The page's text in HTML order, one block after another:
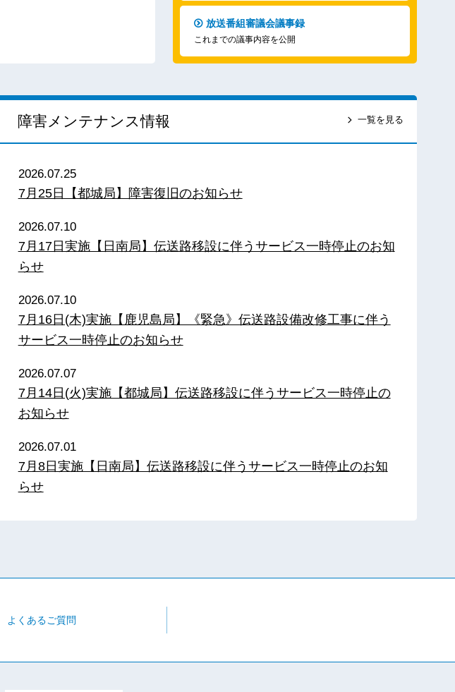
放送番組審議会議事録
これまでの議事内容を公開
障害メンテナンス情報 一覧を見る
2026.07.25
7月25日【都城局】障害復旧のお知らせ
2026.07.10
7月17日実施【日南局】伝送路移設に伴うサービス一時停止のお知
らせ
2026.07.10
7月16日(木)実施【鹿児島局】《緊急》伝送路設備改修工事に伴う
サービス一時停止のお知らせ
2026.07.07
7月14日(火)実施【都城局】伝送路移設に伴うサービス一時停止の
お知らせ
2026.07.01
7月8日実施【日南局】伝送路移設に伴うサービス一時停止のお知
らせ
よくあるご質問